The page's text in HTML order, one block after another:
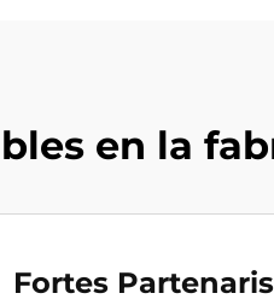
en la
Fortes